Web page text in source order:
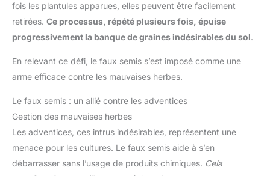
fois les plantules apparues, elles peuvent être facilement
retirées. Ce processus, répété plusieurs fois, épuise
progressivement la banque de graines indésirables du sol.
En relevant ce défi, le faux semis s’est imposé comme une
arme efficace contre les mauvaises herbes.
Le faux semis : un allié contre les adventices
Gestion des mauvaises herbes
Les adventices, ces intrus indésirables, représentent une
menace pour les cultures. Le faux semis aide à s’en
débarrasser sans l’usage de produits chimiques. Cela